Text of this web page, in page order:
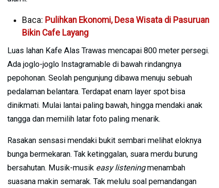
Baca: Pulihkan Ekonomi, Desa Wisata di Pasuruan
Bikin Cafe Layang
Luas lahan Kafe Alas Trawas mencapai 800 meter persegi.
Ada joglo-joglo Instagramable di bawah rindangnya
pepohonan. Seolah pengunjung dibawa menuju sebuah
pedalaman belantara. Terdapat enam layer spot bisa
dinikmati. Mulai lantai paling bawah, hingga mendaki anak
tangga dan memilih latar foto paling menarik.
Rasakan sensasi mendaki bukit sembari melihat eloknya
bunga bermekaran. Tak ketinggalan, suara merdu burung
bersahutan. Musik-musik easy listeningmenambah
suasana makin semarak. Tak melulu soal pemandangan